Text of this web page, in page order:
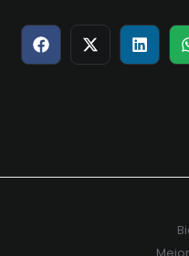
Compartir
en
Compartir
en en